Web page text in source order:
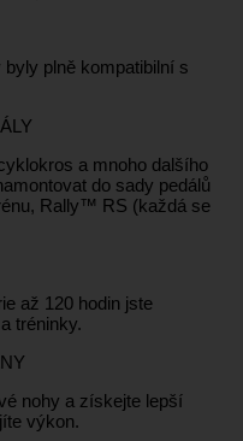
plně kompatibilní s
a mnoho dalšího
do sady pedálů
Rally™ RS (každá se
až 120 hodin jste
tréninky.
nohy a získejte lepší
výkon.